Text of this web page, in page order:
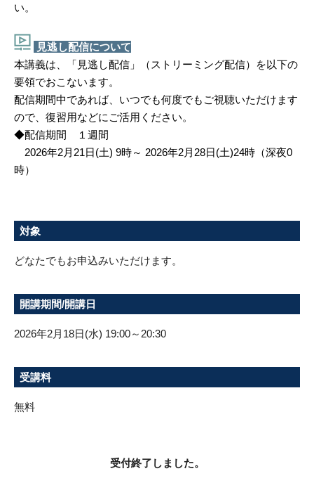
い。
見逃し配信について
本講義は、「見逃し配信」（ストリーミング配信）を以下の
要領でおこないます。
配信期間中であれば、いつでも何度でもご視聴いただけます
ので、復習用などにご活用ください。
◆配信期間 １週間
2026年2月21日(土) 9時～ 2026年2月28日(土)24時（深夜0
時）
対象
どなたでもお申込みいただけます。
開講期間/開講日
2026年2月18日(水) 19:00～20:30
受講料
無料
受付終了しました。